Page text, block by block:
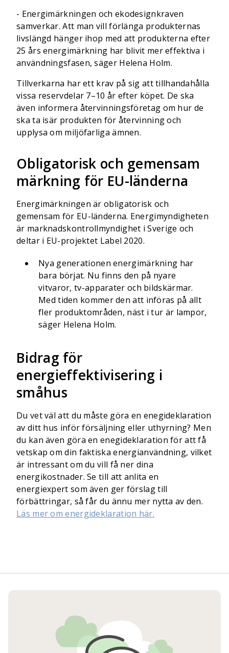
- Energimärkningen och ekodesignkraven
samverkar. Att man vill förlänga produkternas
livslängd hänger ihop med att produkterna efter
25 års energimärkning har blivit mer effektiva i
användningsfasen, säger Helena Holm.
Tillverkarna har ett krav på sig att tillhandahålla
vissa reservdelar 7–10 år efter köpet. De ska
även informera återvinningsföretag om hur de
ska ta isär produkten för återvinning och
upplysa om miljöfarliga ämnen.
Obligatorisk och gemensam
märkning för EU-länderna
Energimärkningen är obligatorisk och
gemensam för EU-länderna. Energimyndigheten
är marknadskontrollmyndighet i Sverige och
deltar i EU-projektet Label 2020.
Nya generationen energimärkning har
bara börjat. Nu finns den på nyare
vitvaror, tv-apparater och bildskärmar.
Med tiden kommer den att införas på allt
fler produktområden, näst i tur är lampor,
säger Helena Holm.
Bidrag för
energieffektivisering i
småhus
Du vet väl att du måste göra en enegideklaration
av ditt hus inför försäljning eller uthyrning? Men
du kan även göra en enegideklaration för att få
vetskap om din faktiska energianvändning, vilket
är intressant om du vill få ner dina
energikostnader. Se till att anlita en
energiexpert som även ger förslag till
förbättringar, så får du ännu mer nytta av den.
Läs mer om energideklaration här.